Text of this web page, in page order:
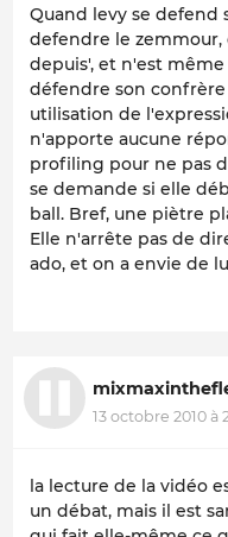
Quand levy se defend
defendre le
depuis', et n'est
défendre son
utilisation de
n'apporte aucune
profiling pour ne pas
se demande si elle
ball. Bref, une piètre
Elle n'arrête pas de
ado, et on a envie de
13 octobre 2010 à
la lecture de la vidéo
un débat, mais il est